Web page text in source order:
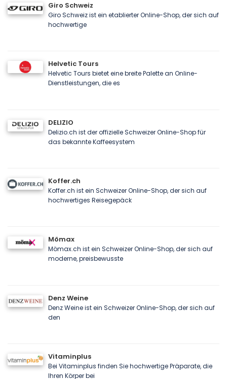
Giro Schweiz
Giro Schweiz ist ein etablierter Online-Shop, der sich auf
hochwertige
Helvetic Tours
Helvetic Tours bietet eine breite Palette an Online-
Dienstleistungen, die es
DELIZIO
Delizio.ch ist der offizielle Schweizer Online-Shop für
das bekannte Kaffeesystem
Koffer.ch
Koffer.ch ist ein Schweizer Online-Shop, der sich auf
hochwertiges Reisegepäck
Mömax
Mömax.ch ist ein Schweizer Online-Shop, der sich auf
moderne, preisbewusste
Denz Weine
Denz Weine ist ein Schweizer Online-Shop, der sich auf
den
Vitaminplus
Bei Vitaminplus finden Sie hochwertige Präparate, die
Ihren Körper bei